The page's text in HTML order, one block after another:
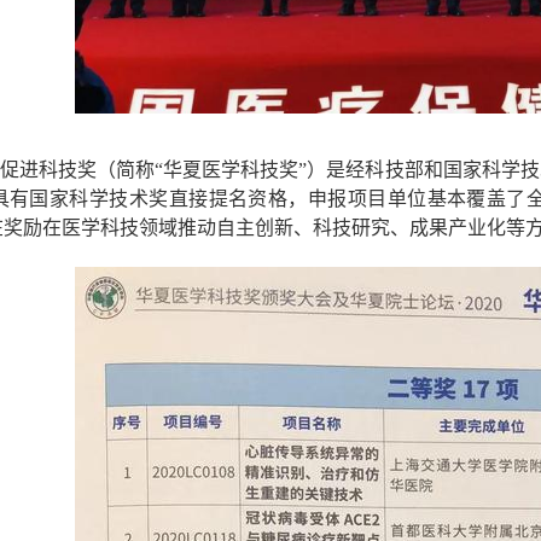
进科技奖 （简称“华夏医学科技奖”）是经科技部和国家科学
有国家科学技术奖直接提名资格，申报项目单位基本覆盖
励在医学科技领域推动自主创新、科技研究、成果产业化